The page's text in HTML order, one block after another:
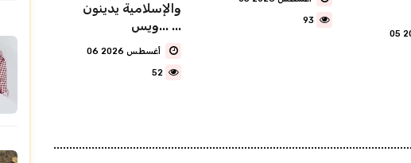
والإسلامية يدينون
ويس... ...
52
93